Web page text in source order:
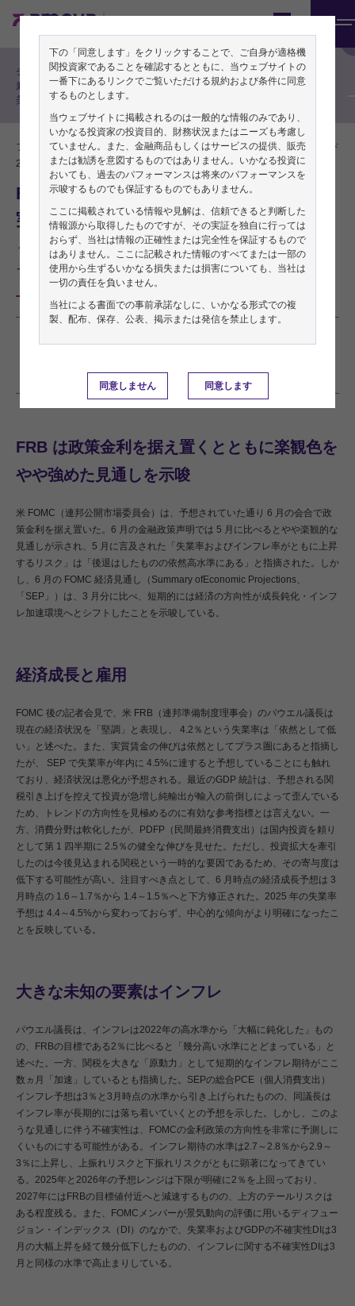
ニ
フィンク直美の投資戦略
チーフ・グローバル・ストラテジスト
兼チーフ・エコノミスト フィンク直
美によるリサーチレポート
フィンク直美／チーフ・グローバル・ストラテジスト
2025年06月23日
PDFをダウンロード
FOMC：予想は金利見通しにおける不確
実性の高まりを浮き彫りに
～FRBは経済指標次第の姿勢を維持、主眼はイン
フレをめぐる不確実性に～
よる原本が日本語版に優先します。
FRB は政策金利を据え置くとともに楽観色を
やや強めた見通しを示唆
米 FOMC（連邦公開市場委員会）は、予想されていた通り 6 月の会合で政
策金利を据え置いた。6 月の金融政策声明では 5 月に比べるとやや楽観的な
見通しが示され、5 月に言及された「失業率およびインフレ率がともに上昇
するリスク」は「後退はしたものの依然高水準にある」と指摘された。しか
し、6 月の FOMC 経済見通し（Summary ofEconomic Projections、
「SEP」）は、3 月分に比べ、短期的には経済の方向性が成長鈍化・インフ
レ加速環境へとシフトしたことを示唆している。
経済成長と雇用
FOMC 後の記者会見で、米 FRB（連邦準備制度理事会）のパウエル議長は
現在の経済状況を「堅調」と表現し、 4.2％という失業率は「依然として低
い」と述べた。また、実質賃金の伸びは依然としてプラス圏にあると指摘し
たが、 SEP で失業率が年内に 4.5%に達すると予想していることにも触れ
ており、経済状況は悪化が予想される。最近のGDP 統計は、予想される関
税引き上げを控えて投資が急増し純輸出が輸入の前倒しによって歪んでいる
ため、トレンドの方向性を見極めるのに有効な参考指標とは言えない。一
方、消費分野は軟化したが、PDFP（民間最終消費支出）は国内投資を頼り
として第 1 四半期に 2.5％の健全な伸びを見せた。ただし、投資拡大を牽引
したのは今後見込まれる関税という一時的な要因であるため、その寄与度は
低下する可能性が高い。注目すべき点として、6 月時点の経済成長予想は 3
月時点の 1.6～1.7％から 1.4～1.5％へと下方修正された。2025 年の失業率
予想は 4.4～4.5%から変わっておらず、中心的な傾向がより明確になったこ
とを反映している。
大きな未知の要素はインフレ
パウエル議長は、インフレは2022年の高水準から「大幅に鈍化した」もの
の、FRBの目標である2％に比べると「幾分高い水準にとどまっている」と
述べた。一方、関税を大きな「原動力」として短期的なインフレ期待がここ
数ヵ月「加速」しているとも指摘した。SEPの総合PCE（個人消費支出）
インフレ予想は3％と3月時点の水準から引き上げられたものの、同議長は
インフレ率が長期的には落ち着いていくとの予想を示した。しかし、このよ
うな見通しに伴う不確実性は、FOMCの金利政策の方向性を非常に予測しに
くいものにする可能性がある。インフレ期待の水準は2.7～2.8％から2.9～
3％に上昇し、上振れリスクと下振れリスクがともに顕著になってきてい
る。2025年と2026年の予想レンジは下限が明確に2％を上回っており、
2027年にはFRBの目標値付近へと減速するものの、上方のテールリスクは
ある程度残る。また、FOMCメンバーが景気動向の評価に用いるディフュー
ジョン・インデックス（DI）のなかで、失業率およびGDPの不確実性DIは3
月の大幅上昇を経て幾分低下したものの、インフレに関する不確実性DIは3
月と同様の水準で高止まりしている。
下の「同意します」をクリックすることで、ご自身が適格機
関投資家であることを確認するとともに、当ウェブサイトの
一番下にあるリンクでご覧いただける規約および条件に同意
するものとします。
当ウェブサイトに掲載されるのは一般的な情報のみであり、
いかなる投資家の投資目的、財務状況またはニーズも考慮し
ていません。また、金融商品もしくはサービスの提供、販売
または勧誘を意図するものではありません。いかなる投資に
おいても、過去のパフォーマンスは将来のパフォーマンスを
示唆するものでも保証するものでもありません。
ここに掲載されている情報や見解は、信頼できると判断した
情報源から取得したものですが、その実証を独自に行っては
おらず、当社は情報の正確性または完全性を保証するもので
はありません。ここに記載された情報のすべてまたは一部の
使用から生ずるいかなる損失または損害についても、当社は
一切の責任を負いません。
当社による書面での事前承諾なしに、いかなる形式での複
製、配布、保存、公表、掲示または発信を禁止します。
同意しません 同意します